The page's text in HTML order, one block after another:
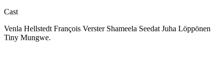
Cast
Venla Hellstedt François Verster Shameela Seedat Juha Löppönen
Tiny Mungwe.